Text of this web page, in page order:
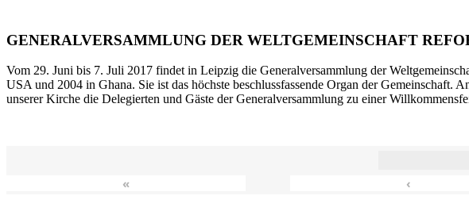
GENERALVERSAMMLUNG DER WELTGEMEINSCHAFT
Vom 29. Juni bis 7. Juli 2017 findet in Leipzig die Generalversammlung der
USA und 2004 in Ghana. Sie ist das höchste beschlussfassende Organ der
unserer Kirche die Delegierten und Gäste der Generalversammlung zu einer
« ‹